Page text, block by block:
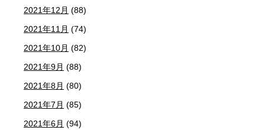
2021年12月 (88)
2021年11月 (74)
2021年10月 (82)
2021年9月 (88)
2021年8月 (80)
2021年7月 (85)
2021年6月 (94)